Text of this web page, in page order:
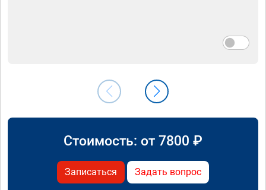
Стоимость: от 7800 ₽
Записаться Задать вопрос